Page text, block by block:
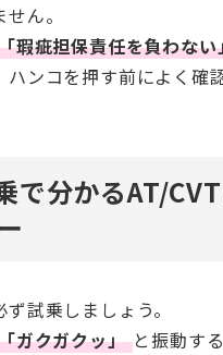
ん。
瑕疵担保責任を負わな
ハンコを押す前によく確
で分かるAT/CVT
試乗しましょう。
ガクガクッ」と振動す